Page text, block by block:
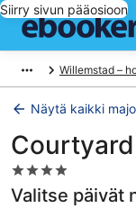
Siirry sivun pääosioon
Willemstad –
Näytä kaikki
4.0
tähden
majoituspaikka
Valitse päivät